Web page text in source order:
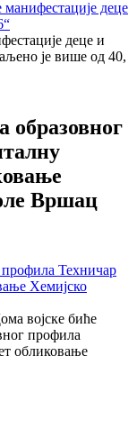
деце и
је више од 40,
образовног
Вршац
војске биће
профила
обликовање